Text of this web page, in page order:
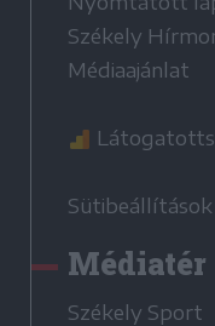
Székely
Médiaajánlat
Sütibeállítások
Médiatér
Székely Sport